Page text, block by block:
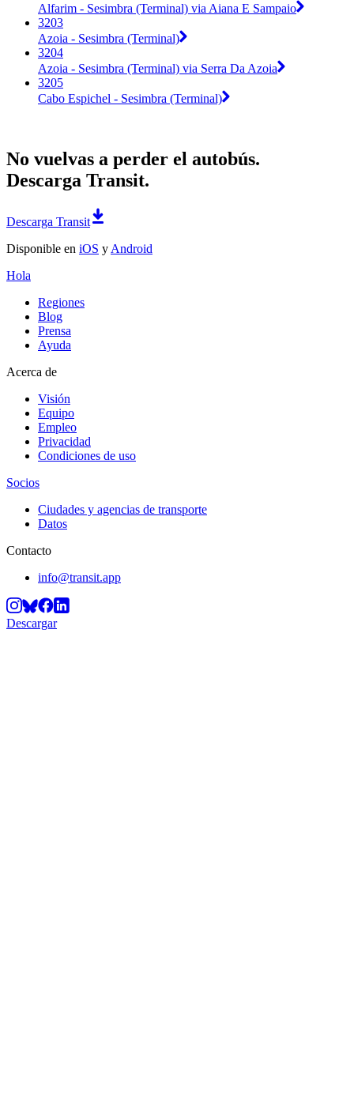
Alfarim - Sesimbra (Terminal) via Aiana E Sampaio
3203
Azoia - Sesimbra (Terminal)
3204
Azoia - Sesimbra (Terminal) via Serra Da Azoia
3205
Cabo Espichel - Sesimbra (Terminal)
No vuelvas a perder el autobús.
Descarga Transit.
Descarga Transit
Disponible en iOS y Android
Hola
Regiones
Blog
Prensa
Ayuda
Acerca de
Visión
Equipo
Empleo
Privacidad
Condiciones de uso
Socios
Ciudades y agencias de transporte
Datos
Contacto
info@transit.app
Descargar